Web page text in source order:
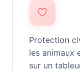
Protection
les animaux
sur un